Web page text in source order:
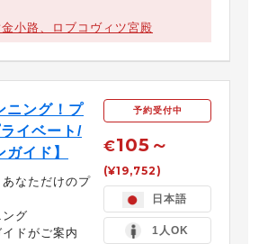
小路、ロブコヴィツ宮殿
ニング！プ
イベート/
イド】
あなただけのプ
ング
ドがご案内
予約受付中
€105～
(¥19,752)
日本語
1人OK